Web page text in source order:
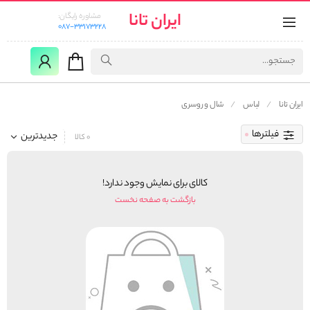
ایران تانا
مشاوره رایگان:
087-33173228
ایران تانا لباس شال و روسری
فیلترها جدیدترین 0 کالا
کالای برای نمایش وجود ندارد!
بازگشت به صفحه نخست